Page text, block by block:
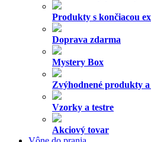
Produkty s končiacou
Doprava zdarma
Mystery Box
Zvýhodnené produkty a
Vzorky a testre
Akciový tovar